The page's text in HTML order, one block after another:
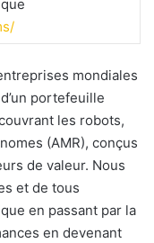
mondiales
portefeuille
les robots,
(AMR), conçus
de valeur. Nous
et de tous
en passant par la
en devenant